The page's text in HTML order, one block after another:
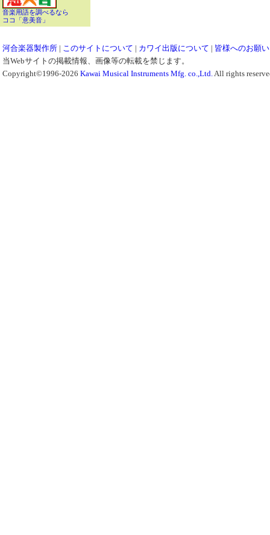
音楽用語を調べるなら
ココ「意美音」
河合楽器製作所 | このサイトについて | カワイ出版について | 皆様へのお願い
当Webサイトの掲載情報、画像等の転載を禁じます。
Copyright©1996-2026 Kawai Musical Instruments Mfg. co.,Ltd.All rights